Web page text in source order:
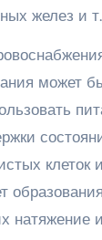
желез и
может
клеток
натяжение